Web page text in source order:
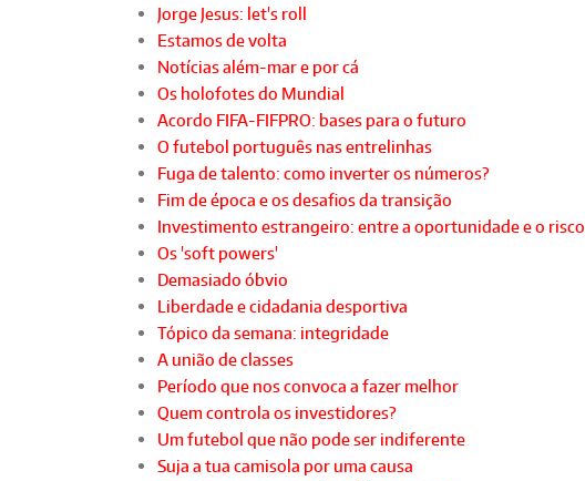
Jorge Jesus: let's roll
Estamos de volta
Notícias além-mar e por cá
Os holofotes do Mundial
Acordo FIFA-FIFPRO: bases para o futuro
O futebol português nas entrelinhas
Fuga de talento: como inverter os números?
Fim de época e os desafios da transição
Investimento estrangeiro: entre a oportunidade e o risco
Os 'soft powers'
Demasiado óbvio
Liberdade e cidadania desportiva
Tópico da semana: integridade
A união de classes
Período que nos convoca a fazer melhor
Quem controla os investidores?
Um futebol que não pode ser indiferente
Suja a tua camisola por uma causa